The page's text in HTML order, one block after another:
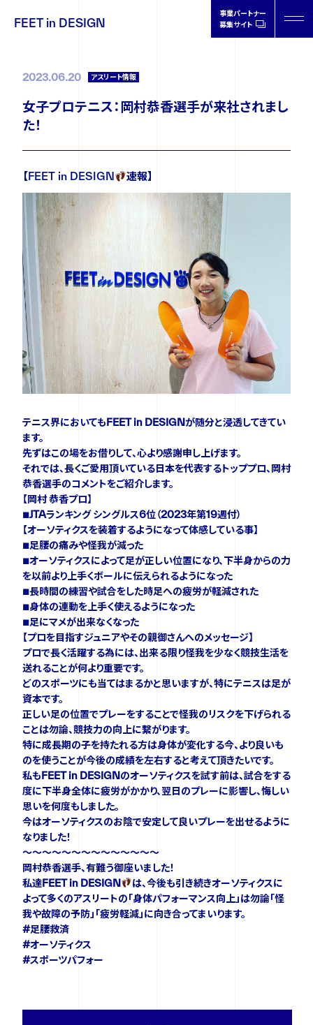
FEET in DESIGN
事業パートナー
募集サイト
DESIGN
製品情報
取扱店情報
オーソティクスについて
ドクターの声
ニュース
イベント
資料ダウンロード
ご購入をご検討の方
FOLLOW US
2023.06.20 アスリート情報
女子プロテニス：岡村恭香選手が来社されまし
た！
【FEET in DESIGN 速報】
テニス界においてもFEET in DESIGNが随分と浸透してきてい
ます。
先ずはこの場をお借りして、心より感謝申し上げます。
それでは、長くご愛用頂いている日本を代表するトッププロ、岡村
恭香選手のコメントをご紹介します。
【岡村 恭香プロ】
■JTAランキング シングルス6位（2023年第19週付）
【オーソティクスを装着するようになって体感している事】
■足腰の痛みや怪我が減った
■オーソティクスによって足が正しい位置になり、下半身からの力
を以前より上手くボールに伝えられるようになった
■長時間の練習や試合をした時足への疲労が軽減された
■身体の連動を上手く使えるようになった
■足にマメが出来なくなった
【プロを目指すジュニアやその親御さんへのメッセージ】
プロで長く活躍する為には、出来る限り怪我を少なく競技生活を
送れることが何より重要です。
どのスポーツにも当てはまるかと思いますが、特にテニスは足が
資本です。
正しい足の位置でプレーをすることで怪我のリスクを下げられる
ことは勿論、競技力の向上に繋がります。
特に成長期の子を持たれる方は身体が変化する今、より良いも
のを使うことが今後の成績を左右すると考えて頂きたいです。
私もFEET in DESIGNのオーソティクスを試す前は、試合をする
度に下半身全体に疲労がかかり、翌日のプレーに影響し、悔しい
思いを何度もしました。
今はオーソティクスのお陰で安定して良いプレーを出せるように
なりました！
〜〜〜〜〜〜〜〜〜〜〜〜〜〜
岡村恭香選手、有難う御座いました！
私達FEET in DESIGN
は、今後も引き続きオーソティクスに
よって多くのアスリートの「身体パフォーマンス向上」は勿論「怪
我や故障の予防」「疲労軽減」に向き合ってまいります。
#足腰救済
#オーソティクス
#スポーツパフォー